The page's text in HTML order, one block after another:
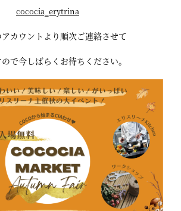
cococia‗erytrina
アカウントより順次ご連絡させて
で今しばらくお待ちください。